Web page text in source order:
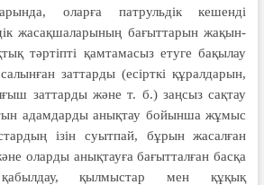
оларға патрульдік кешен­ді
жасақ­шаларының бағыттарын жақын­
тәртіпті қамтамасыз етуге бақылау
заттарды (есірткі құралдарын,
заттарды және т. б.) заңсыз сақтау
адамдарды анықтау бойынша жұмыс
ізін суытпай, бұрын жасалған
оларды анықтауға бағытталған басқа
қылмыстар мен құқық